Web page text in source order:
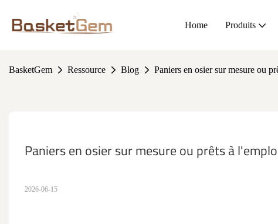
Home Produits
BasketGem Ressource Blog Paniers en osier sur mesure ou
Paniers en osier sur mesure ou prêts à
2026-06-15